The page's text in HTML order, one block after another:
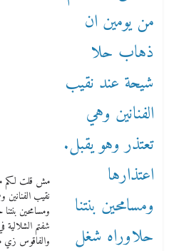
مش قلت لكم
نقيب
ومسامحين
شفتم الشلالية
والفاقوس زي